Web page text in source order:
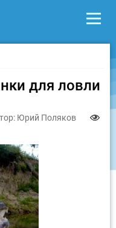
для ловли
Юрий Поляков